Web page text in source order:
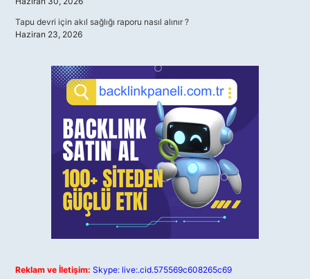
Tapu devri için akıl sağlığı raporu nasıl alınır ?
Haziran 23, 2026
Reklam ve İletişim: Skype: live:.cid.575569c608265c69